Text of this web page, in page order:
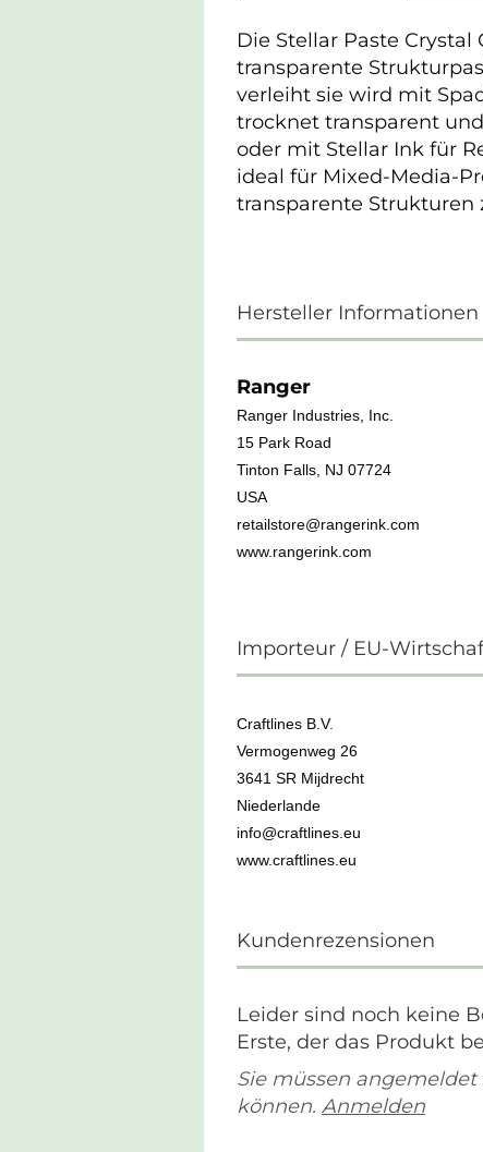
Die Stellar Paste
transparente
verleiht sie wird mit
trocknet transparent
oder mit Stellar Ink für
ideal für Mixed-Media-
transparente Strukturen
Hersteller Informationen
Ranger
Ranger Industries, Inc.
15 Park Road
Tinton Falls, NJ 07724
USA
retailstore@rangerink.com
www.rangerink.com
Importeur / EU-
Craftlines B.V.
Vermogenweg 26
3641 SR Mijdrecht
Niederlande
info@craftlines.eu
www.craftlines.eu
Kundenrezensionen
Leider sind noch keine
Erste, der das Produkt
Sie müssen
können. Anmelden